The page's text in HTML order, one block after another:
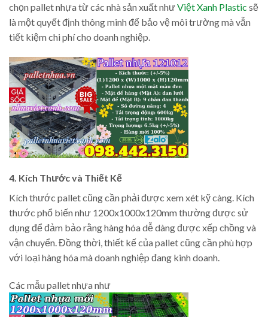
chọn pallet nhựa từ các nhà sản xuất nhưViệt Xanh Plastic sẽ
là một quyết định thông minh để bảo vệ môi trường mà vẫn
tiết kiệm chi phí cho doanh nghiệp.
4. Kích Thước và Thiết Kế
Kích thước pallet cũng cần phải được xem xét kỹ càng. Kích
thước phổ biến như 1200x1000x120mm thường được sử
dụng để đảm bảo rằng hàng hóa dễ dàng được xếp chồng và
vận chuyển. Đồng thời, thiết kế của pallet cũng cần phù hợp
với loại hàng hóa mà doanh nghiệp đang kinh doanh.
Các mẫu pallet nhựa như